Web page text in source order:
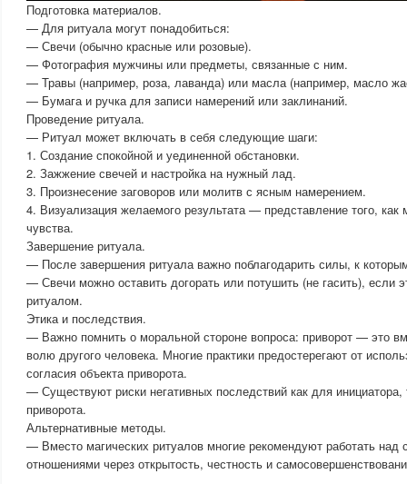
Подготовка материалов.
— Для ритуала могут понадобиться:
— Свечи (обычно красные или розовые).
— Фотография мужчины или предметы, связанные с ним.
— Травы (например, роза, лаванда) или масла (например, масло
— Бумага и ручка для записи намерений или заклинаний.
Проведение ритуала.
— Ритуал может включать в себя следующие шаги:
1. Создание спокойной и уединенной обстановки.
2. Зажжение свечей и настройка на нужный лад.
3. Произнесение заговоров или молитв с ясным намерением.
4. Визуализация желаемого результата — представление того,
чувства.
Завершение ритуала.
— После завершения ритуала важно поблагодарить силы, к
— Свечи можно оставить догорать или потушить (не гасить), если
ритуалом.
Этика и последствия.
— Важно помнить о моральной стороне вопроса: приворот — это
волю другого человека. Многие практики предостерегают от
согласия объекта приворота.
— Существуют риски негативных последствий как для инициатора,
приворота.
Альтернативные методы.
— Вместо магических ритуалов многие рекомендуют работать над
отношениями через открытость, честность и